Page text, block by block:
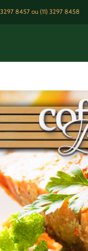
3297 8457ou (11) 3297 8458